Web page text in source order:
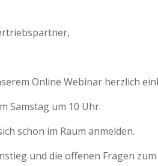
Online Webinar herzlich
Samstag um 10 Uhr.
schon im Raum anmelden.
und die offenen Fragen